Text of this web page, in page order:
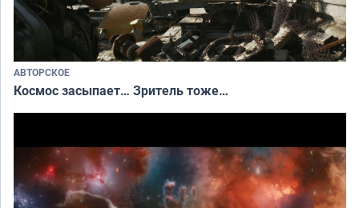
АВТОРСКОЕ
Космос засыпает… Зритель тоже…